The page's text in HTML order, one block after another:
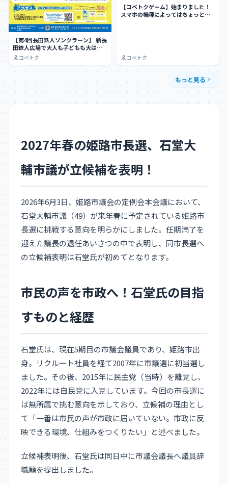
【第4回長田鉄人ソンクラーン】 新長
田鉄人広場で大人も子どもも大はし
ゃぎできる…
コベトク
【コベトクゲーム】始まりました！
スマホの機種によってはちょっとや
コベトク
もっと見る
2027年春の姫路市長選、石堂大
輔市議が立候補を表明！
2026年6月3日、姫路市議会の定例会本会議において、
石堂大輔市議（49）が来年春に予定されている姫路市
長選に挑戦する意向を明らかにしました。任期満了を
迎えた議長の退任あいさつの中で表明し、同市長選へ
の立候補表明は石堂氏が初めてとなります。
市民の声を市政へ！石堂氏の目指
すものと経歴
石堂氏は、現在5期目の市議会議員であり、姫路市出
身。リクルート社員を経て2007年に市議選に初当選し
ました。その後、2015年に民主党（当時）を離党し、
2022年には自民党に入党しています。今回の市長選に
は無所属で挑む意向を示しており、立候補の理由とし
て「一番は市民の声が市政に届いていない。市政に反
映できる環境、仕組みをつくりたい」と述べました。
立候補表明後、石堂氏は同日中に市議会議長へ議員辞
職願を提出しました。